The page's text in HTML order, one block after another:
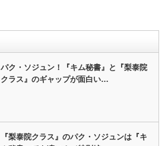
パク・ソジュン！『キム秘書』と『梨泰院
クラス』のギャップが面白い…
『梨泰院クラス』のパク・ソジュンは『キ